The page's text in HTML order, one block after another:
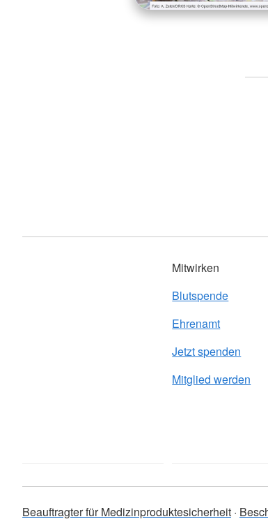
Mitwirken
Blutspende
Ehrenamt
Jetzt spenden
Mitglied werden
Beauftragter für Medizinproduktesicherheit